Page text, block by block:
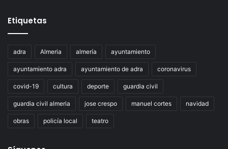
Etiquetas
adra Almeria almería ayuntamiento
ayuntamiento adra ayuntamiento de adra coronavirus
covid-19 cultura deporte guardia civil
guardia civil almeria jose crespo manuel cortes navidad
obras policía local teatro